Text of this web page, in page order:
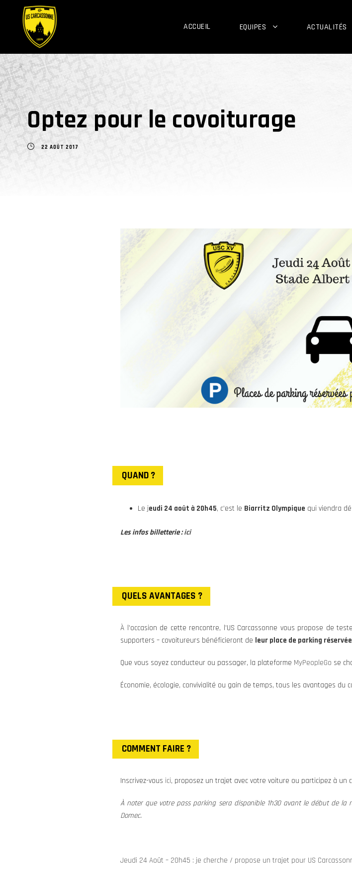
ACCUEIL EQUIPES ACTUALITÉS
Optez pour le covoiturage
22 AOÛT 2017
QUAND ?
Le jeudi 24 août à 20h45, c’est le Biarritz Olympique qui viendra
Les infos billetterie :ici
QUELS AVANTAGES ?
À l’occasion de cette rencontre, l’US Carcassonne vous propose de
supporters – covoitureurs bénéficieront de leur place de parking
Que vous soyez conducteur ou passager, la plateforme MyPeopleGo se
Économie, écologie, convivialité ou gain de temps, tous les avantages du
COMMENT FAIRE ?
Inscrivez-vous ici, proposez un trajet avec votre voiture ou participez à
À noter que votre pass parking sera disponible 1h30 avant le début de
Domec.
Jeudi 24 Août – 20h45 : je cherche / propose un trajet pour US